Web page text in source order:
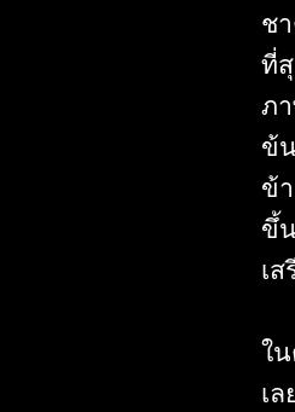
ช
ที่
ภ
ข้
ข้
ขึ้
เ
ใ
เ